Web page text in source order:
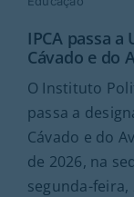
IPCA passa
Cávado e do
O Instituto
passa a
Cávado e do
de 2026, na
segunda-feira,